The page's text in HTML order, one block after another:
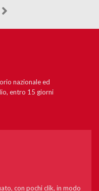
nazionale ed
entro 15 giorni
con pochi clik, in modo